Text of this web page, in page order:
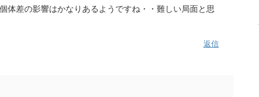
体差の影響はかなりあるようですね・・難しい局面と思
返信